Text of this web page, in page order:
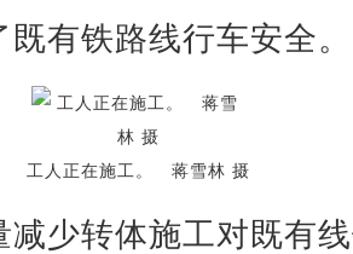
有铁路线行车安全。
工人正在施工。 蒋雪林 摄
少转体施工对既有